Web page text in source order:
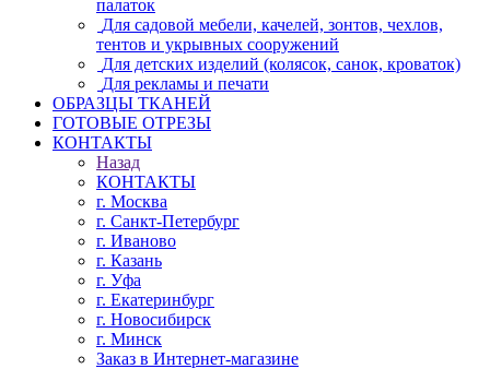
палаток
Для садовой мебели, качелей, зонтов, чехлов,
тентов и укрывных сооружений
Для детских изделий (колясок, санок, кроваток)
Для рекламы и печати
ОБРАЗЦЫ ТКАНЕЙ
ГОТОВЫЕ ОТРЕЗЫ
КОНТАКТЫ
Назад
КОНТАКТЫ
г. Москва
г. Санкт-Петербург
г. Иваново
г. Казань
г. Уфа
г. Екатеринбург
г. Новосибирск
г. Минск
Заказ в Интернет-магазине